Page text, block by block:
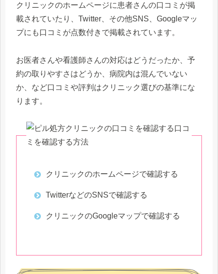
クリニックのホームページに患者さんの口コミが掲
載されていたり、Twitter、その他SNS、Googleマッ
プにも口コミが点数付きで掲載されています。
お医者さんや看護師さんの対応はどうだったか、予
約の取りやすさはどうか、病院内は混んでいない
か、など口コミや評判はクリニック選びの基準にな
ります。
口コ
ミを確認する方法
クリニックのホームページで確認する
TwitterなどのSNSで確認する
クリニックのGoogleマップで確認する